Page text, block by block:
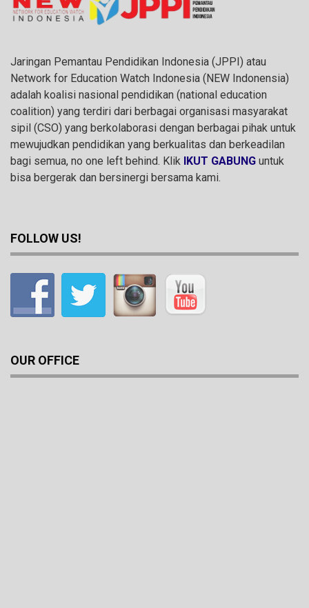
Jaringan Pemantau Pendidikan Indonesia (JPPI) atau
Network for Education Watch Indonesia (NEW Indonensia)
adalah koalisi nasional pendidikan (national education
coalition) yang terdiri dari berbagai organisasi masyarakat
sipil (CSO) yang berkolaborasi dengan berbagai pihak untuk
mewujudkan pendidikan yang berkualitas dan berkeadilan
bagi semua, no one left behind. Klik IKUT GABUNG untuk
bisa bergerak dan bersinergi bersama kami.
FOLLOW US!
OUR OFFICE